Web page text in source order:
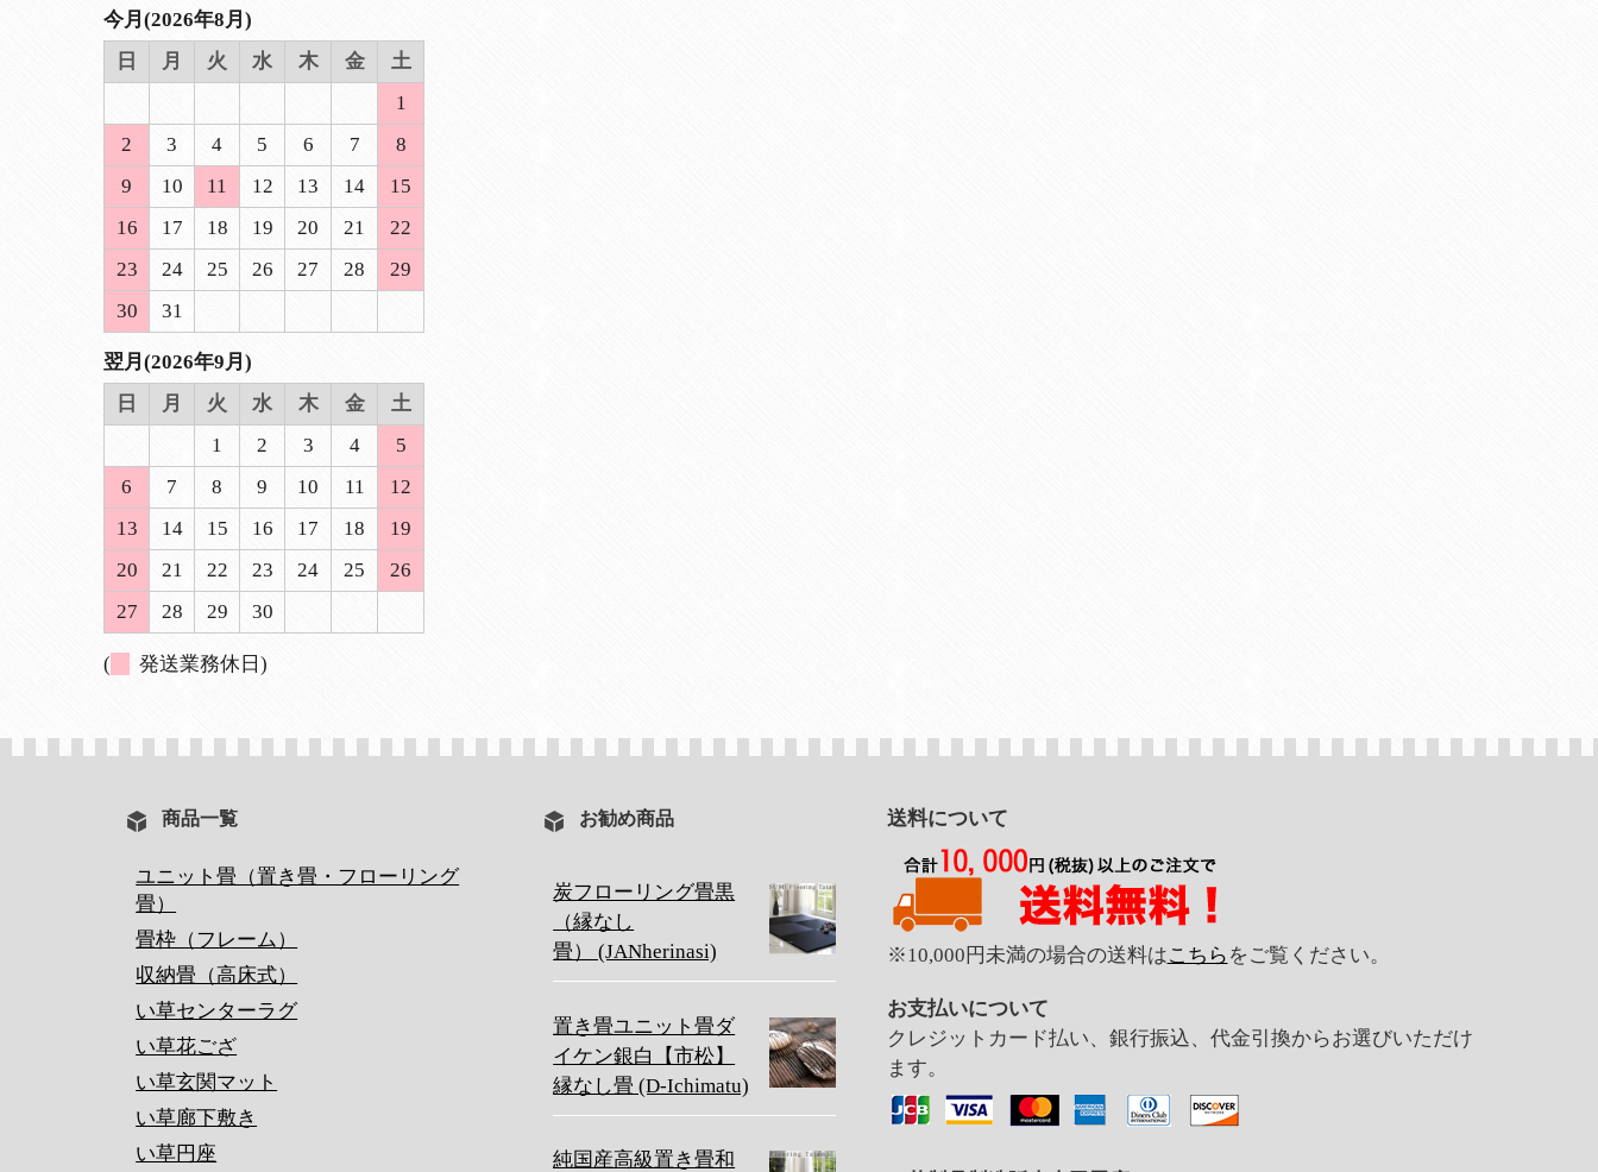
今月(2026年8月)
日
月 火 水 木 金
土
1
2
3 4 5 6 7
8
9
10 11 12 13 14
15
16
17 18 19 20 21
22
23
24 25 26 27 28
29
30
31
翌月(2026年9月)
日
月 火 水 木 金
土
1
2 3 4
5
6
7 8 9 10 11
12
13
14 15 16 17 18
19
20
21 22 23 24 25
26
27
28 29 30
( 発送業務休日)
商品一覧
ユニット畳（置き畳・フローリング
畳）
畳枠（フレーム）
収納畳（高床式）
い草センターラグ
い草花ござ
い草玄関マット
い草廊下敷き
い草円座
お勧め商品
炭フローリング畳黒
（縁なし
畳） (JANherinasi)
置き畳ユニット畳ダ
イケン銀白【市松】
縁なし畳 (D-Ichimatu)
純国産高級置き畳和
送料について
※10,000円未満の場合の送料はこちら をご覧ください。
お支払いについて
クレジットカード払い、銀行振込、代金引換からお選びいただけ
ます。